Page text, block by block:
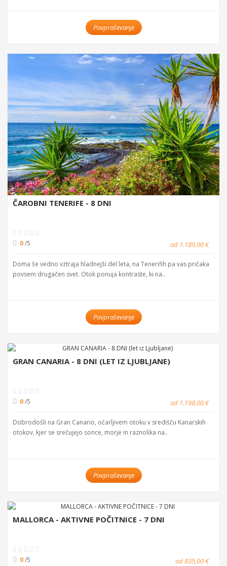
Povpraševanje
ČAROBNI TENERIFE - 8 DNI
0/5 od 1.189,00 €
Doma še vedno vztraja hladnejši del leta, na Tenerifih pa vas pričaka
povsem drugačen svet. Otok ponuja kontraste, ki na..
Povpraševanje
GRAN CANARIA - 8 DNI (LET IZ LJUBLJANE)
0/5 od 1.198,00 €
Dobrodošli na Gran Canario, očarljivem otoku v središču Kanarskih
otokov, kjer se srečujejo sonce, morje in raznolika na..
Povpraševanje
MALLORCA - AKTIVNE POČITNICE - 7 DNI
0/5 od 835,00 €